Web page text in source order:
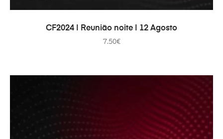
PRIDAŤ DO KOŠÍKA
CF2024 | Reunião noite | 12 Agosto
7.50€